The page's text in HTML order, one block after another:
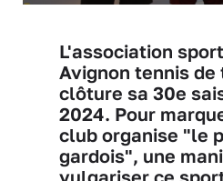
L'association
Avignon tennis
clôture sa 30e
2024. Pour
club organise "le
gardois", une
vulgariser ce